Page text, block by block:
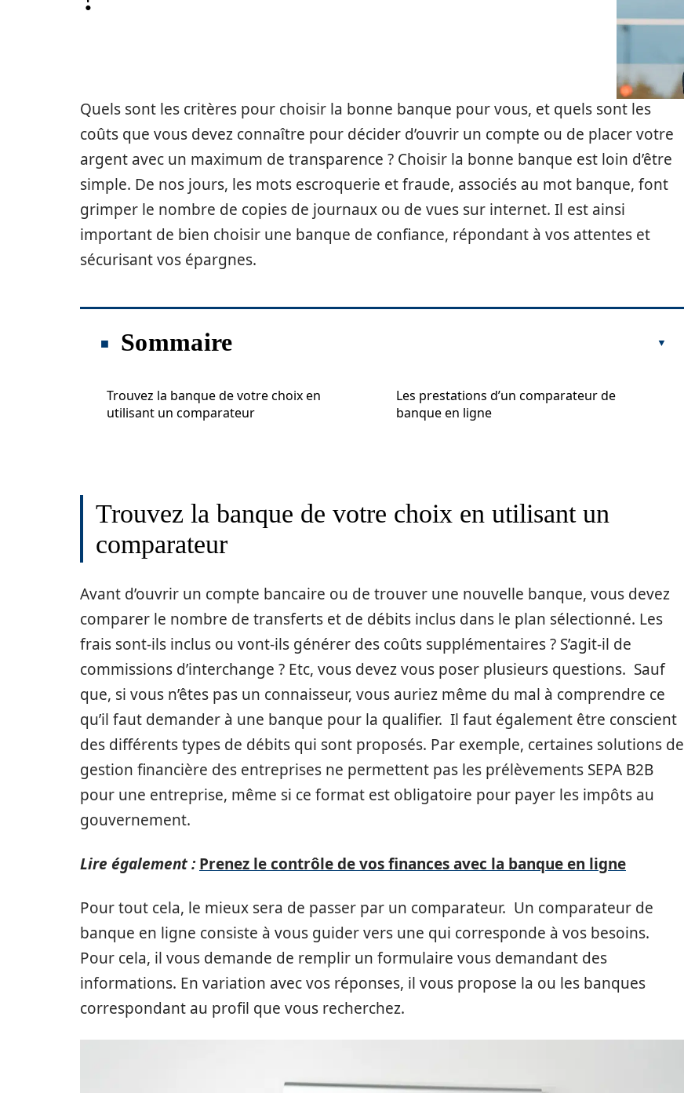
Quels sont les critères pour choisir la bonne banque pour vous, et quels sont les
coûts que vous devez connaître pour décider d’ouvrir un compte ou de placer votre
argent avec un maximum de transparence ? Choisir la bonne banque est loin d’être
simple. De nos jours, les mots escroquerie et fraude, associés au mot banque, font
grimper le nombre de copies de journaux ou de vues sur internet. Il est ainsi
important de bien choisir une banque de confiance, répondant à vos attentes et
sécurisant vos épargnes.
Sommaire
Trouvez la banque de votre choix en
utilisant un comparateur
Les prestations d’un comparateur de
banque en ligne
Trouvez la banque de votre choix en utilisant un
comparateur
Avant d’ouvrir un compte bancaire ou de trouver une nouvelle banque, vous devez
comparer le nombre de transferts et de débits inclus dans le plan sélectionné. Les
frais sont-ils inclus ou vont-ils générer des coûts supplémentaires ? S’agit-il de
commissions d’interchange ? Etc, vous devez vous poser plusieurs questions. Sauf
que, si vous n’êtes pas un connaisseur, vous auriez même du mal à comprendre ce
qu’il faut demander à une banque pour la qualifier. Il faut également être conscient
des différents types de débits qui sont proposés. Par exemple, certaines solutions de
gestion financière des entreprises ne permettent pas les prélèvements SEPA B2B
pour une entreprise, même si ce format est obligatoire pour payer les impôts au
gouvernement.
Lire également : Prenez le contrôle de vos finances avec la banque en ligne
Pour tout cela, le mieux sera de passer par un comparateur. Un comparateur de
banque en ligne consiste à vous guider vers une qui corresponde à vos besoins.
Pour cela, il vous demande de remplir un formulaire vous demandant des
informations. En variation avec vos réponses, il vous propose la ou les banques
correspondant au profil que vous recherchez.